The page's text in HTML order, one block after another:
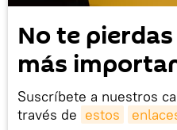
No te
más
Suscríbete a nuestros
través de estos